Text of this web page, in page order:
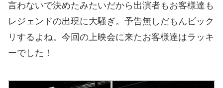
言わないで決めたみたいだから出演者もお客様達も
レジェンドの出現に大騒ぎ。予告無しだもんビック
リするよね。今回の上映会に来たお客様達はラッキ
ーでした！